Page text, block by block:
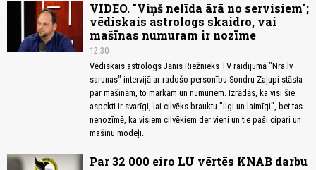
VIDEO. "Viņš nelīda ārā no servisiem";
vēdiskais astrologs skaidro, vai
mašīnas numuram ir nozīme
12:30
Vēdiskais astrologs Jānis Riežnieks TV raidījumā "Nra.lv
sarunas" intervijā ar radošo personību Sondru Zaļupi stāsta
par mašīnām, to markām un numuriem. Izrādās, ka visi šie
aspekti ir svarīgi, lai cilvēks brauktu "ilgi un laimīgi", bet tas
nenozīmē, ka visiem cilvēkiem der vieni un tie paši cipari un
mašīnu modeļi.
Par 32 000 eiro LU vērtēs KNAB darbu